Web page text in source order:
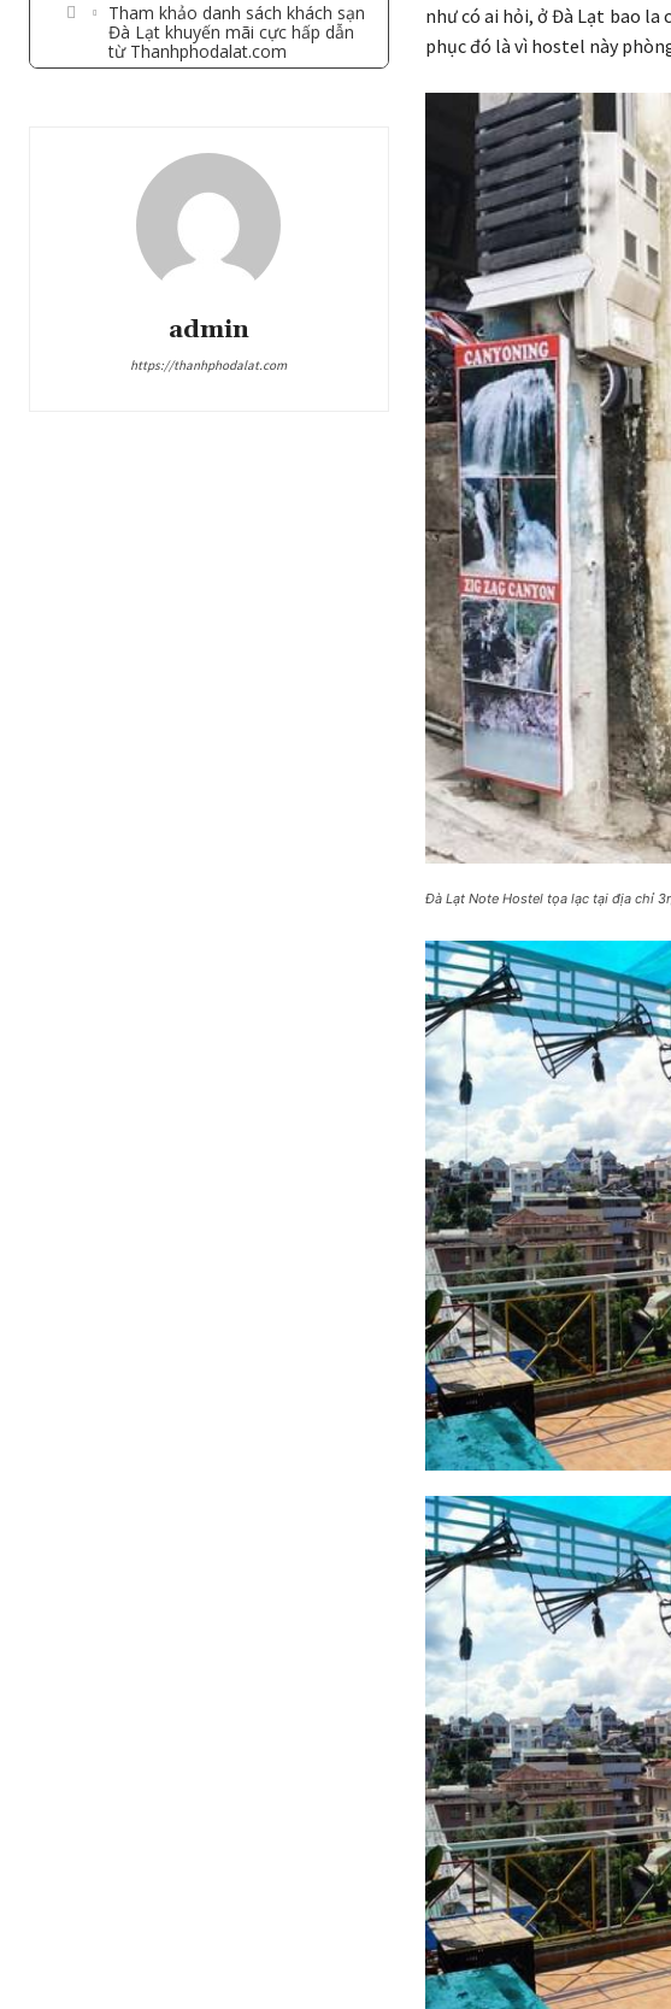
Tham khảo danh sách khách sạn
Đà Lạt khuyến mãi cực hấp dẫn
từ Thanhphodalat.com
admin
https://thanhphodalat.com
như có ai hỏi, ở Đà Lạt bao
phục đó là vì hostel này
Đà Lạt Note Hostel tọa lạc tại địa chỉ